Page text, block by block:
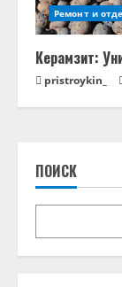
Ремонт и
Керамзит:
pristroykin_
ПОИСК